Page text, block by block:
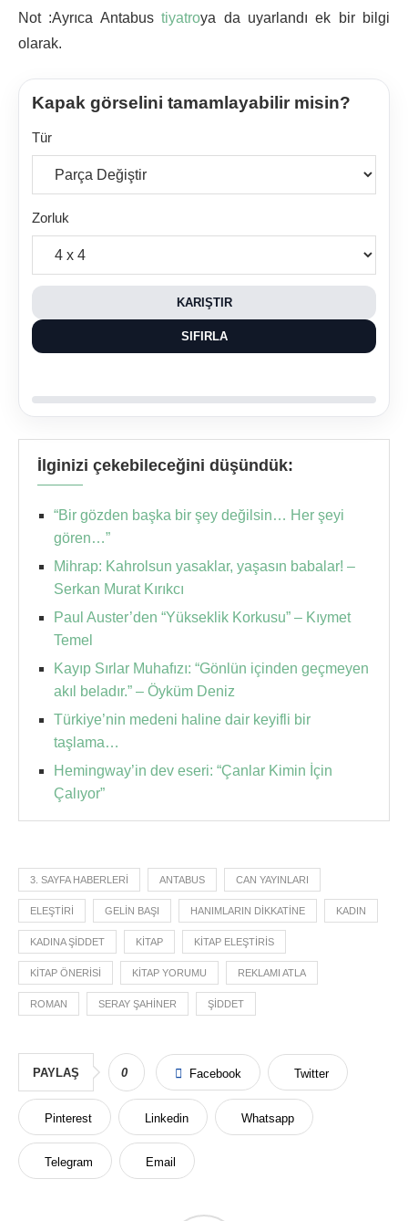
Not :Ayrıca Antabustiyatroya da uyarlandı ek bir bilgi
olarak.
Kapak görselini tamamlayabilir misin?
Tür
Zorluk
KARIŞTIR
SIFIRLA
İlginizi çekebileceğini düşündük:
“Bir gözden başka bir şey değilsin… Her şeyi
gören…”
Mihrap: Kahrolsun yasaklar, yaşasın babalar! –
Serkan Murat Kırıkcı
Paul Auster’den “Yükseklik Korkusu” – Kıymet
Temel
Kayıp Sırlar Muhafızı: “Gönlün içinden geçmeyen
akıl beladır.” – Öyküm Deniz
Türkiye’nin medeni haline dair keyifli bir
taşlama…
Hemingway’in dev eseri: “Çanlar Kimin İçin
Çalıyor”
3. SAYFA HABERLERI ANTABUS CAN YAYINLARI
ELEŞTIRI GELIN BAŞI HANIMLARIN DIKKATINE KADIN
KADINA ŞIDDET KITAP KITAP ELEŞTIRIS
KITAP ÖNERISI KITAP YORUMU REKLAMI ATLA
ROMAN SERAY ŞAHINER ŞIDDET
PAYLAŞ 0 Facebook Twitter
Pinterest Linkedin Whatsapp
Telegram Email